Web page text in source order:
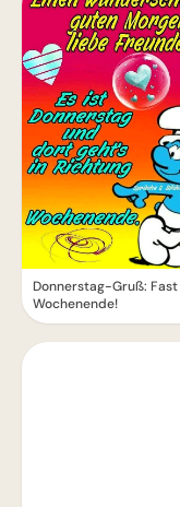
Donnerstag-Gruß: Fast
Wochenende!